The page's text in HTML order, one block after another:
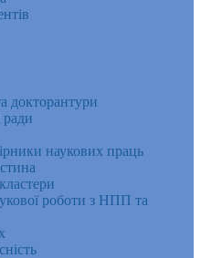
докторантури
ради
наукових праць
роботи з НПП та